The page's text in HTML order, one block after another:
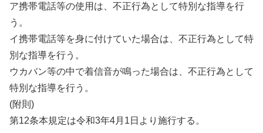
ア携帯電話等の使用は、不正行為として特別な指導を行
う。
イ携帯電話等を身に付けていた場合は、不正行為として特
別な指導を行う。
ウカバン等の中で着信音が鳴った場合は、不正行為として
特別な指導を行う。
(附則)
第12条本規定は令和3年4月1日より施行する。